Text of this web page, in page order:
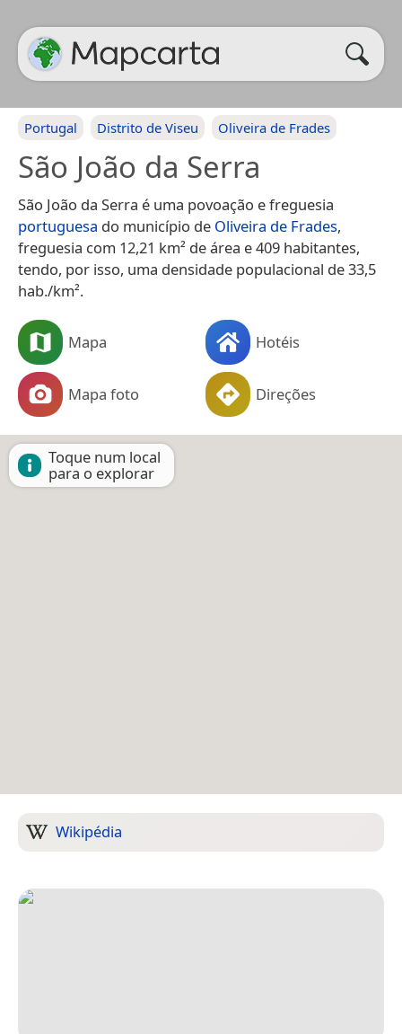
Portugal Distrito de Viseu Oliveira de Frades
São João da Serra
São João da Serra é uma povoação e freguesia
portuguesa do município de Oliveira de Frades,
freguesia com 12,21 km² de área e 409 habitantes,
tendo, por isso, uma densidade populacional de 33,5
hab./km².
Mapa Hotéis
Mapa foto Direções
Toque num local
para o explorar
Wikipédia